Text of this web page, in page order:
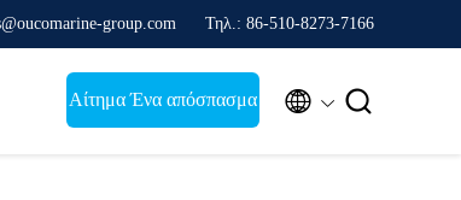
group.com Τηλ.: 86-510-8273-7166
Αίτημα Ένα απόσπασμα  